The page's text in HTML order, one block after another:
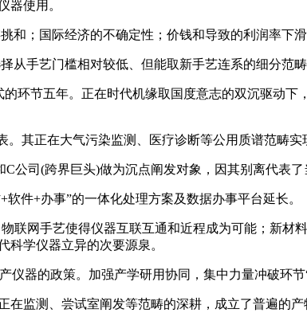
器使用。
；国际经济的不确定性；价钱和导致的利润率下滑
手艺门槛相对较低、但能取新手艺连系的细分范畴
节五年。正在时代机缘取国度意志的双沉驱动下
正在大气污染监测、医疗诊断等公用质谱范畴实
司(跨界巨头)做为沉点阐发对象，因其别离代表了
+办事”的一体化处理方案及数据办事平台延长。
网手艺使得仪器互联互通和近程成为可能；新材
科学仪器立异的次要源泉。
器的政策。加强产学研用协同，集中力量冲破环节“
监测、尝试室阐发等范畴的深耕，成立了普遍的产